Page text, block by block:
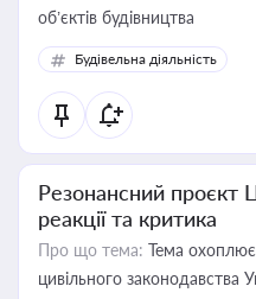
об’єктів будівництва
Будівельна діяльність
Резонансний проєкт
реакції та критика
Про що тема: Тема
цивільного законодавства